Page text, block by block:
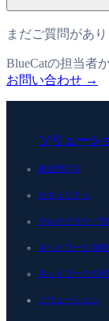
まだご質問があ
BlueCatの担当者
お問い合わせ →
ソリューシ
統合型DDI
セキュリティ
マルチクラウド管
ネットワーク自動
ネットワークの
ソリューション